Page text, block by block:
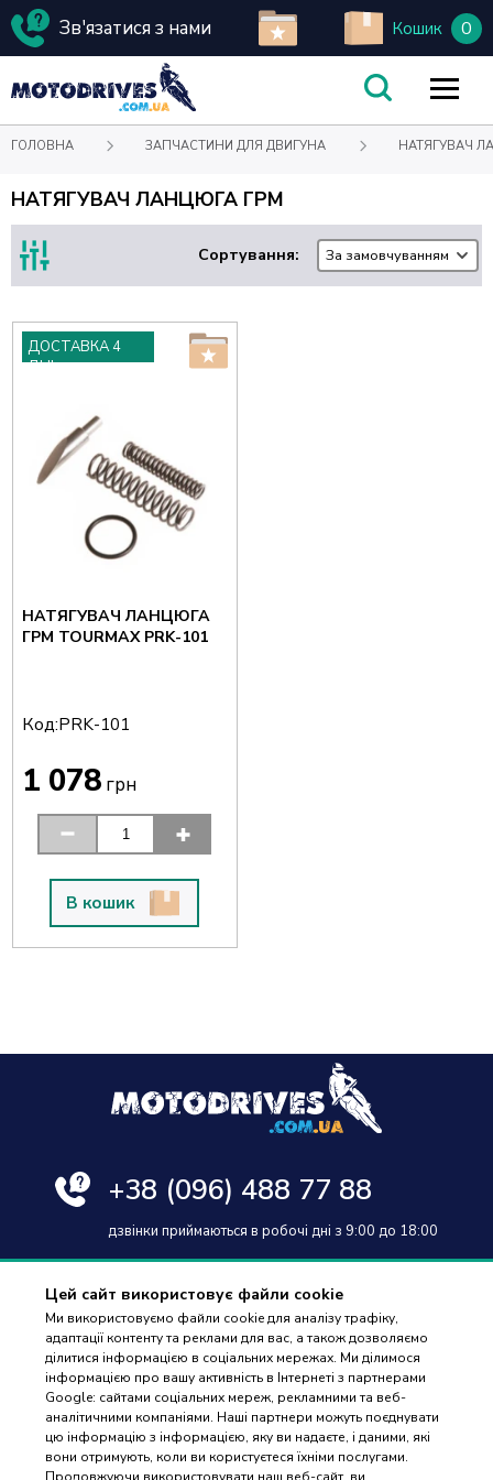
Зв'язатися з нами Кошик 0
Цей сайт використовує файли cookie
Ми використовуємо файли cookie для аналізу трафіку,
адаптації контенту та реклами для вас, а також дозволяємо
ділитися інформацією в соціальних мережах. Ми ділимося
інформацією про вашу активність в Інтернеті з партнерами
Google: сайтами соціальних мереж, рекламними та веб-
аналітичними компаніями. Наші партнери можуть поєднувати
цю інформацію з інформацією, яку ви надаєте, і даними, які
вони отримують, коли ви користуєтеся їхніми послугами.
ГОЛОВНА ЗАПЧАСТИНИ ДЛЯ ДВИГУНА НАТЯГУВАЧ
НАТЯГУВАЧ ЛАНЦЮГА ГРМ
Сортування: За замовчуванням
ДОСТАВКА 4
ДНІ
НАТЯГУВАЧ ЛАНЦЮГА
ГРМ TOURMAX PRK-101
Код:PRK-101
1 078грн
В кошик
+38 (096) 488 77 88
дзвінки приймаються в робочі дні з 9:00 до 18:00
Оплата та доставка
Гарантія і повернення
Контакти
Відгуки
ПІДБІР